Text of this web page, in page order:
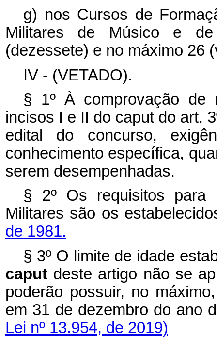
g) nos Cursos de
Militares de Músico e
(dezessete) e no máximo 26
IV - (VETADO).
§ 1º À comprovação de
incisos I e II do caput do art.
edital do concurso,
conhecimento específica,
serem desempenhadas.
§ 2º Os requisitos para
Militares são os
de 1981.
§ 3º O limite de idade
caput deste artigo não se
poderão possuir, no
em 31 de dezembro do
Lei nº 13.954, de 2019)